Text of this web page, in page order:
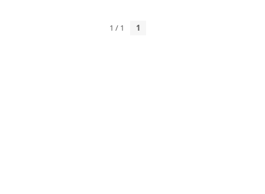
1 / 1 1